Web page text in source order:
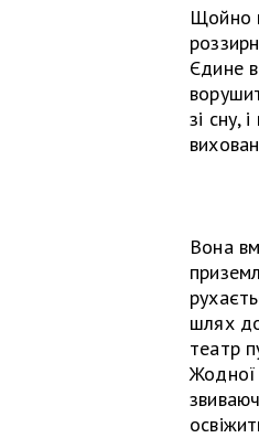
Щойно
Єдине
зі сну,
Вона
шлях
театр
Жодної